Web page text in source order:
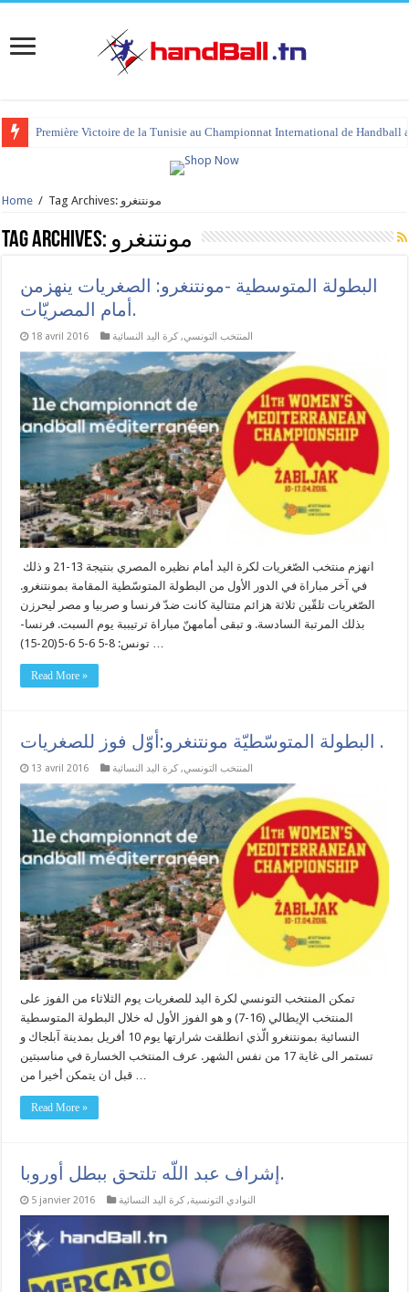
Première Victoire de la Tunisie au Championnat International de Handball
Home / Tag Archives: مونتنغرو
Tag Archives: مونتنغرو
البطولة المتوسطية -مونتنغرو: الصغريات ينهزمن
أمام المصريّات.
18 avril 2016 المنتخب التونسي, كرة اليد النسائية
في آخر مباراة في الدور الأول من البطولة المتوسّطية المقامة بمونتنغرو.
الصّغريات تلقّين ثلاثة هزائم متتالية كانت ضدّ فرنسا و صربيا و مصر ليحرزن
بذلك المرتبة السادسة. و تبقى أمامهنّ مباراة ترتيببة يوم السبت. فرنسا-
Read More »
البطولة المتوسّطيّة مونتنغرو:أوّل فوز للصغريات .
13 avril 2016 المنتخب التونسي, كرة اليد النسائية
تمكن المنتخب التونسي لكرة اليد للصغريات يوم الثلاثاء من الفوز على
المنتخب الإيطالي (16-7) و هو الفوز الأول له خلال البطولة المتوسطية
النسائية بمونتنغرو الّذي انطلقت شرارتها يوم 10 أفريل بمدينة آبلجاك و
تستمر الى غاية 17 من نفس الشهر. عرف المنتخب الخسارة في مناسبتين
Read More »
إشراف عبد اللّه تلتحق ببطل أوروبا.
5 janvier 2016 النوادي التونسية, كرة اليد النسائية